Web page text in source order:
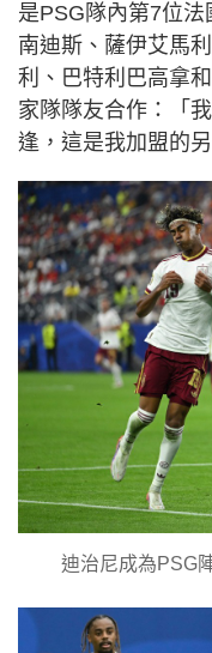
是PSG隊內第7位
南迪斯、薩伊艾馬
利、巴特利巴高拿
家隊隊友合作：「
逢，這是我加盟的另
迪治尼成為PSG